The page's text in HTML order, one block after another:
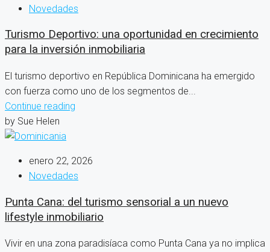
Novedades
Turismo Deportivo: una oportunidad en crecimiento
para la inversión inmobiliaria
El turismo deportivo en República Dominicana ha emergido
con fuerza como uno de los segmentos de...
Continue reading
by Sue Helen
enero 22, 2026
Novedades
Punta Cana: del turismo sensorial a un nuevo
lifestyle inmobiliario
Vivir en una zona paradisíaca como Punta Cana ya no implica